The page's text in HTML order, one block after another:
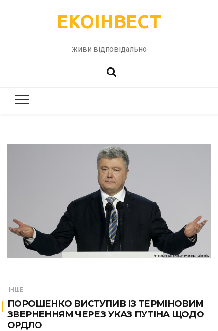
ЕКОІНВЕСТ
живи відповідально
ІНШЕ
ПОРОШЕНКО ВИСТУПИВ ІЗ ТЕРМІНОВИМ
ЗВЕРНЕННЯМ ЧЕРЕЗ УКАЗ ПУТІНА ЩОДО
ОРДЛО